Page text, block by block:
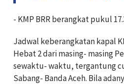
- KMP BRR berangkat pukul
Jadwal keberangkatan kapal
Hebat 2 dari masing- masing
sewaktu- waktu, tergantung
Sabang- Banda Aceh. Bila